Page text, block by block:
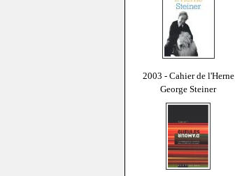
2003 - Cahier de l'Herne
George Steiner